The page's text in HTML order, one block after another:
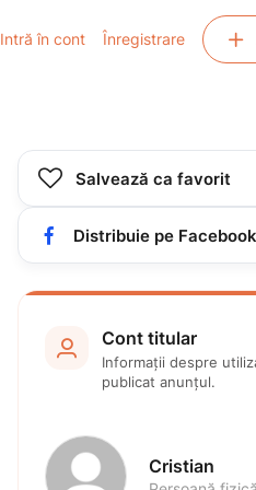
 Salvează ca favorit
 Distribuie pe Facebook
 Cont titular
Informații despre
publicat anunțul.
Cristian
Intră în cont Înregistrare 